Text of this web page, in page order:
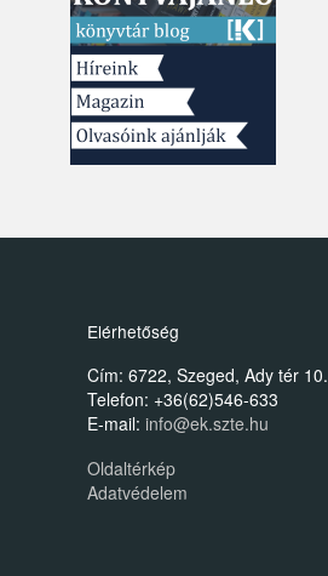
Elérhetőség
Cím: 6722, Szeged, Ady tér 10.
Telefon: +36(62)546-633
E-mail: info@ek.szte.hu
Oldaltérkép
Adatvédelem